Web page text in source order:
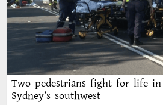
Two pedestrians fight for life in
Sydney’s southwest